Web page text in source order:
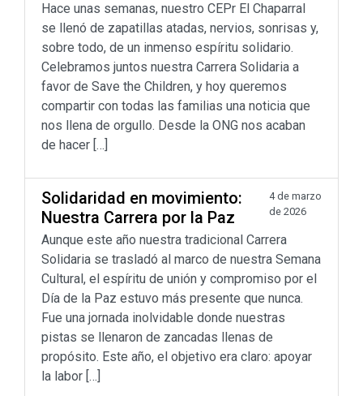
Hace unas semanas, nuestro CEPr El Chaparral
se llenó de zapatillas atadas, nervios, sonrisas y,
sobre todo, de un inmenso espíritu solidario.
Celebramos juntos nuestra Carrera Solidaria a
favor de Save the Children, y hoy queremos
compartir con todas las familias una noticia que
nos llena de orgullo. Desde la ONG nos acaban
de hacer […]
Solidaridad en movimiento:
Nuestra Carrera por la Paz
4 de marzo
de 2026
Aunque este año nuestra tradicional Carrera
Solidaria se trasladó al marco de nuestra Semana
Cultural, el espíritu de unión y compromiso por el
Día de la Paz estuvo más presente que nunca.
Fue una jornada inolvidable donde nuestras
pistas se llenaron de zancadas llenas de
propósito. Este año, el objetivo era claro: apoyar
la labor […]